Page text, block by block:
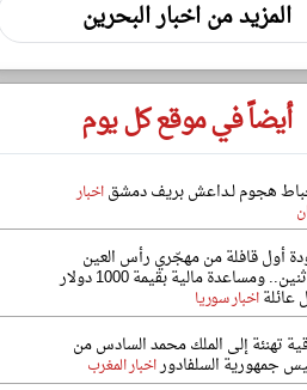
المزيد من اخبار البحرين
أيضاً في موقع كل يوم
هجوم لـداعش بريف دمشقاخبار
أول قافلة من مهجّري رأس العين
الاثنين.. ومساعدة مالية بقيمة 1000 دولار
عائلةاخبار سوريا
تهنئة إلى الملك محمد السادس من
جمهورية السلفادوراخبار المغرب